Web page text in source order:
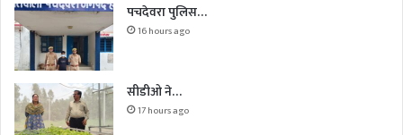
पचदेवरा पुलिस…
16 hours ago
सीडीओ ने…
17 hours ago